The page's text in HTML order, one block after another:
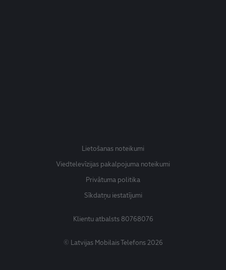
Lietošanas noteikumi
Viedtelevīzijas pakalpojuma noteikumi
Privātuma politika
Sīkdatņu iestatījumi
Klientu atbalsts80768076
© Latvijas Mobilais Telefons 2026